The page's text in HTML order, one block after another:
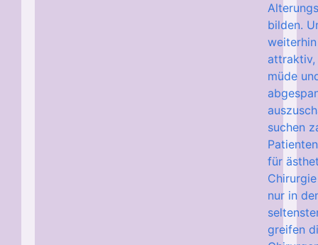
bilden.
müde
suchen
für
nur in
greifen